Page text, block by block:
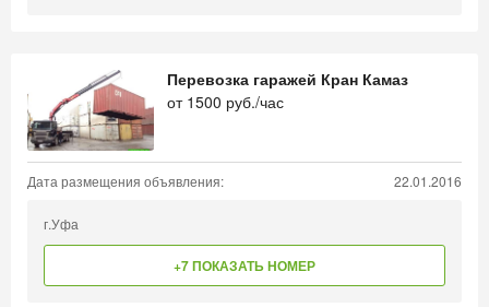
Перевозка гаражей Кран Камаз
от 1500 руб./час
Дата размещения объявления: 22.01.2016
г.Уфа
+7 ПОКАЗАТЬ НОМЕР